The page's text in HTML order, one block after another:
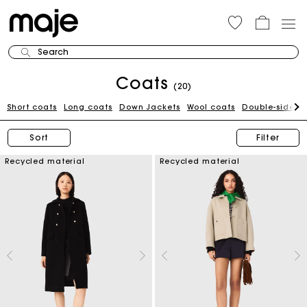
Search
Coats (20)
Short coats Long coats Down Jackets Wool coats Double-sided
Sort Filter
Recycled material Recycled material